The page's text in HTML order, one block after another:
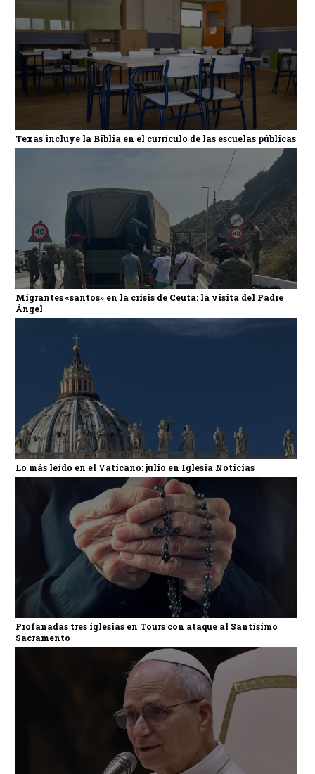
Texas incluye la Biblia en el currículo de las escuelas públicas
Migrantes «santos» en la crisis de Ceuta: la visita del Padre
Ángel
Lo más leído en el Vaticano: julio en Iglesia Noticias
Profanadas tres iglesias en Tours con ataque al Santísimo
Sacramento